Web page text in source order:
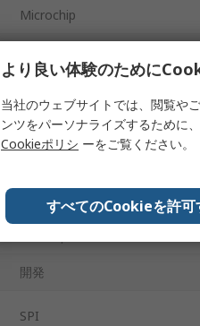
Microchip
開発 ボード
ATA658x
開発
SPI
より良い体験のために
当社のウェブサイトでは、閲覧や
ンツをパーソナライズするために
Cookieポリシ ーをご覧ください。
すべてのCookieを許可